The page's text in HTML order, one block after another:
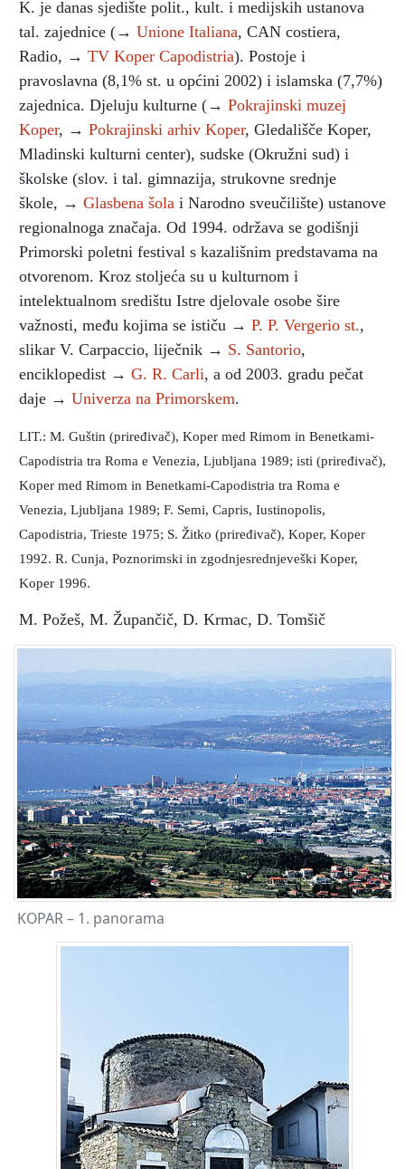
K. je danas sjedište polit., kult. i medijskih ustanova
tal. zajednice (→ Unione Italiana, CAN costiera,
Radio, → TV Koper Capodistria). Postoje i
pravoslavna (8,1% st. u općini 2002) i islamska (7,7%)
zajednica. Djeluju kulturne (→ Pokrajinski muzej
Koper, → Pokrajinski arhiv Koper, Gledališče Koper,
Mladinski kulturni center), sudske (Okružni sud) i
školske (slov. i tal. gimnazija, strukovne srednje
škole, → Glasbena šola i Narodno sveučilište) ustanove
regionalnoga značaja. Od 1994. održava se godišnji
Primorski poletni festival s kazališnim predstavama na
otvorenom. Kroz stoljeća su u kulturnom i
intelektualnom središtu Istre djelovale osobe šire
važnosti, među kojima se ističu → P. P. Vergerio st.,
slikar V. Carpaccio, liječnik → S. Santorio,
enciklopedist → G. R. Carli, a od 2003. gradu pečat
daje → Univerza na Primorskem.
LIT.: M. Guštin (priređivač), Koper med Rimom in Benetkami-
Capodistria tra Roma e Venezia, Ljubljana 1989; isti (priređivač),
Koper med Rimom in Benetkami-Capodistria tra Roma e
Venezia, Ljubljana 1989; F. Semi, Capris, Iustinopolis,
Capodistria, Trieste 1975; S. Žitko (priređivač), Koper, Koper
1992. R. Cunja, Poznorimski in zgodnjesrednjeveški Koper,
Koper 1996.
M. Požeš, M. Župančič, D. Krmac, D. Tomšič
KOPAR – 1. panorama